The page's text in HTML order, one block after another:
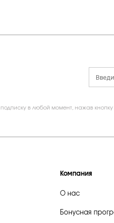
подписку в любой момент, нажав
Компания
О нас
Бонусная